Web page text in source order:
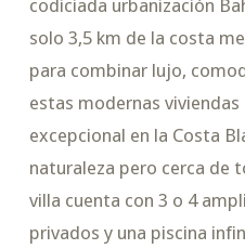
codiciada urbanización
solo 3,5 km de la costa
para combinar lujo,
estas modernas
excepcional en la Costa
naturaleza pero cerca de
villa cuenta con 3 o 4
privados y una piscina